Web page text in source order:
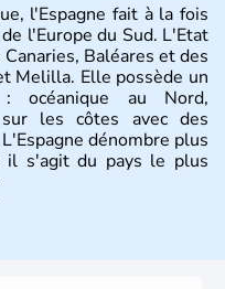
l'Espagne fait à la fois
l'Europe du Sud. L'Etat
Baléares et des
Melilla. Elle possède un
océanique au Nord,
les côtes avec des
dénombre plus
s'agit du pays le plus